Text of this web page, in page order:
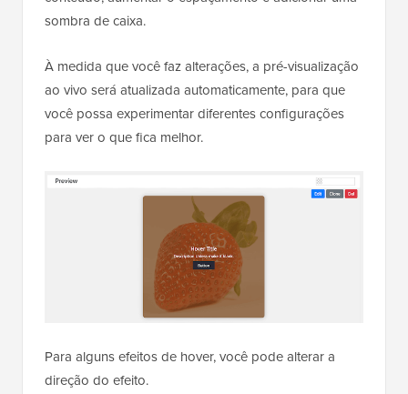
sombra de caixa.
À medida que você faz alterações, a pré-visualização
ao vivo será atualizada automaticamente, para que
você possa experimentar diferentes configurações
para ver o que fica melhor.
Para alguns efeitos de hover, você pode alterar a
direção do efeito.